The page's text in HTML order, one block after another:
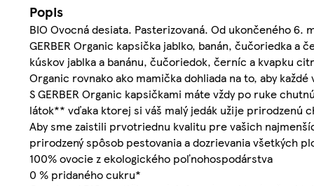
Popis
BIO Ovocná desiata. Pasterizovaná. Od ukončeného 6.
GERBER Organic kapsička jablko, banán, čučoriedka
kúskov jablka a banánu, čučoriedok, černíc a kvapku
Organic rovnako ako mamička dohliada na to, aby
S GERBER Organic kapsičkami máte vždy po ruke
látok** vďaka ktorej si váš malý jedák užije prirodzenú
Aby sme zaistili prvotriednu kvalitu pre vašich
prirodzený spôsob pestovania a dozrievania všetkých
100% ovocie z ekologického poľnohospodárstva
0 % pridaného cukru*